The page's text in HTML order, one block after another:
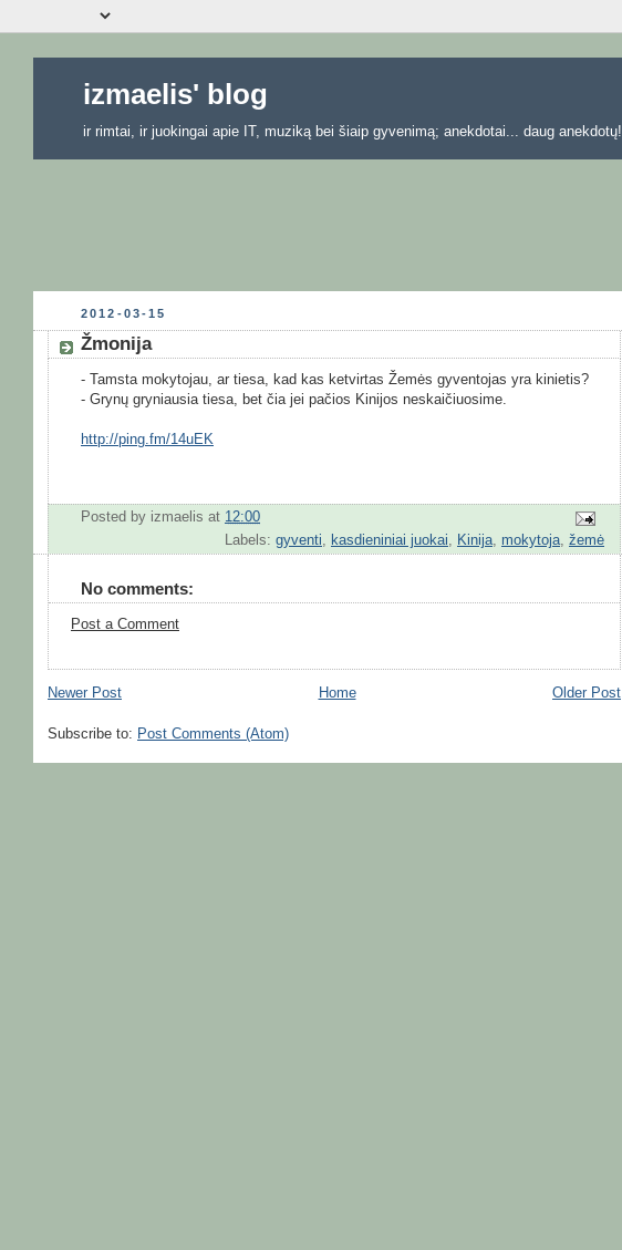
izmaelis' blog
ir rimtai, ir juokingai apie IT, muziką bei šiaip gyvenimą; anekdotai... daug anekdotų!
2012-03-15
Žmonija
- Tamsta mokytojau, ar tiesa, kad kas ketvirtas Žemės gyventojas yra kinietis?
- Grynų gryniausia tiesa, bet čia jei pačios Kinijos neskaičiuosime.
http://ping.fm/14uEK
Posted by izmaelis at 12:00
Labels: gyventi kasdieniniai juokai Kinija mokytoja žemė
No comments:
Post a Comment
Newer Post Older Post
Home
Subscribe to: Post Comments (Atom)